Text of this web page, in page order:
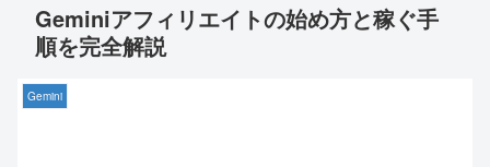
Geminiアフィリエイトの始め方と稼ぐ手
順を完全解説
Gemini